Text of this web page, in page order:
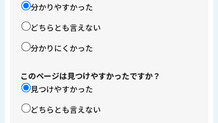
分かりやすかった
どちらとも言えない
分かりにくかった
このページは見つけやすかったですか？
見つけやすかった
どちらとも言えない